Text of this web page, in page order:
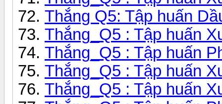
Thắng Q5: Tập huấn
Thắng_Q5 : Tập huấn
Thắng_Q5 : Tập huấn
Thắng_Q5 : Tập huấn
Thắng_Q5 : Tập huấn